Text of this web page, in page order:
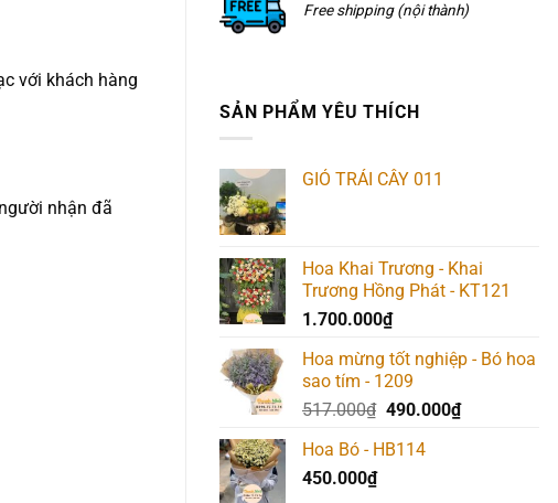
với khách hàng
nhận đã
Free shipping (nội thành)
SẢN PHẨM YÊU THÍCH
GIỎ TRÁI CÂY 011
Hoa Khai Trương - Khai
Trương Hồng Phát - KT121
1.700.000₫
Hoa mừng tốt nghiệp - Bó hoa
sao tím - 1209
517.000₫ Giá
là:
490.000₫Giá
Hoa Bó - HB114
450.000₫